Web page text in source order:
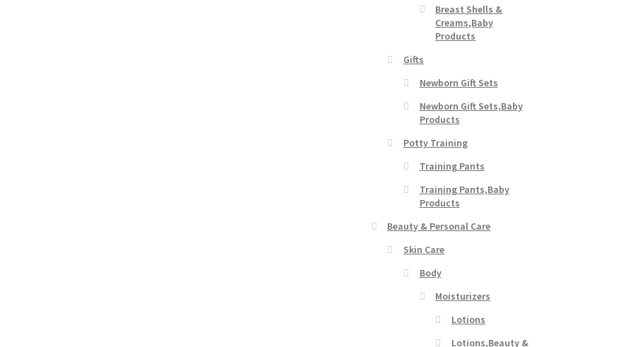
Breast Shells &
Creams,Baby
Products
Gifts
Newborn Gift Sets
Newborn Gift Sets,Baby
Products
Potty Training
Training Pants
Training Pants,Baby
Products
Beauty & Personal Care
Skin Care
Body
Moisturizers
Lotions
Lotions,Beauty &